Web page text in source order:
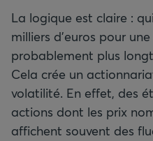
La logique est claire :
milliers d’euros pour
probablement plus
Cela crée un
volatilité. En effet, des
actions dont les prix
affichent souvent des